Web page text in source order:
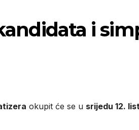
i
okupit će se u srijedu 12.